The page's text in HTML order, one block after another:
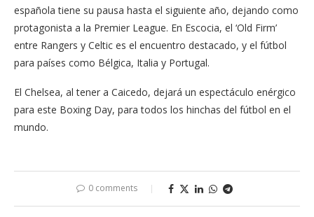
española tiene su pausa hasta el siguiente año, dejando como
protagonista a la Premier League. En Escocia, el ‘Old Firm’
entre Rangers y Celtic es el encuentro destacado, y el fútbol
para países como Bélgica, Italia y Portugal.
El Chelsea, al tener a Caicedo, dejará un espectáculo enérgico
para este Boxing Day, para todos los hinchas del fútbol en el
mundo.
0 comments